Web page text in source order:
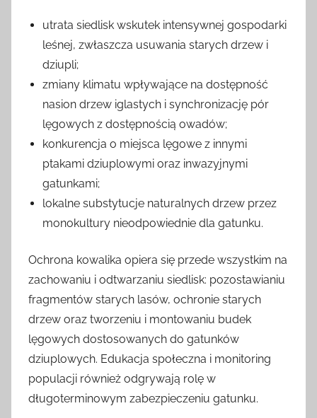
utrata siedlisk wskutek intensywnej gospodarki
leśnej, zwłaszcza usuwania starych drzew i
dziupli;
zmiany klimatu wpływające na dostępność
nasion drzew iglastych i synchronizację pór
lęgowych z dostępnością owadów;
konkurencja o miejsca lęgowe z innymi
ptakami dziuplowymi oraz inwazyjnymi
gatunkami;
lokalne substytucje naturalnych drzew przez
monokultury nieodpowiednie dla gatunku.
Ochrona kowalika opiera się przede wszystkim na
zachowaniu i odtwarzaniu siedlisk: pozostawianiu
fragmentów starych lasów, ochronie starych
drzew oraz tworzeniu i montowaniu budek
lęgowych dostosowanych do gatunków
dziuplowych. Edukacja społeczna i monitoring
populacji również odgrywają rolę w
długoterminowym zabezpieczeniu gatunku.